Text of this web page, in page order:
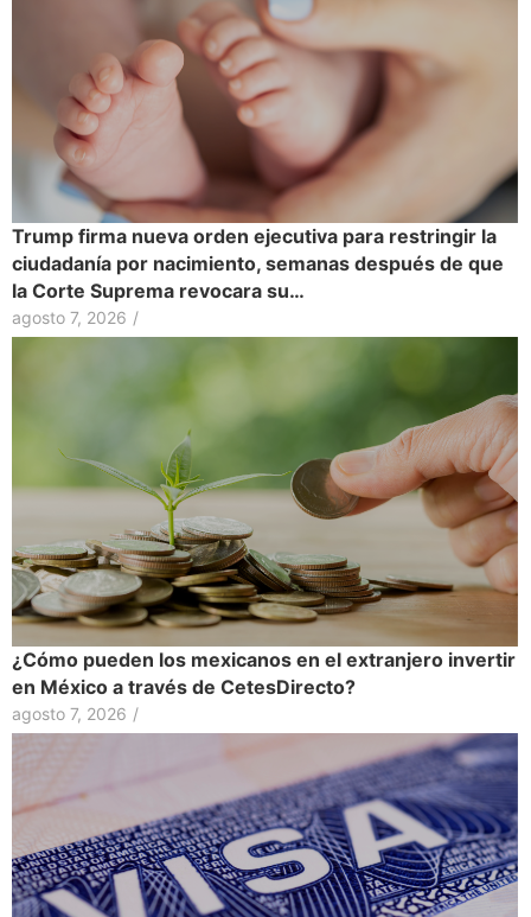
Trump firma nueva orden ejecutiva para restringir la
ciudadanía por nacimiento, semanas después de que
la Corte Suprema revocara su…
agosto 7, 2026 /
¿Cómo pueden los mexicanos en el extranjero invertir
en México a través de CetesDirecto?
agosto 7, 2026 /